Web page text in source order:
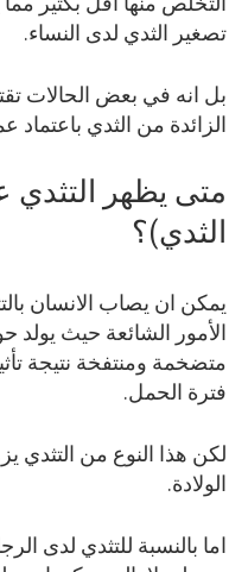
تصغير الثدي لدى النساء.
بل انه في بعض الحالات
الزائدة من الثدي
متى يظهر
الثدي)؟
يمكن ان يصاب الانسان
متضخمة ومنتفخة نتيجة
فترة الحمل.
لكن هذا النوع من التثدي
الولادة.
اما بالنسبة للتثدي لدى